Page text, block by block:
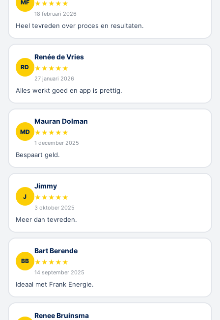
MF ★★★★★
18 februari 2026
Heel tevreden over proces en resultaten.
RD
Renée de Vries
★★★★★
27 januari 2026
Alles werkt goed en app is prettig.
MD
Mauran Dolman
★★★★★
1 december 2025
Bespaart geld.
J
Jimmy
★★★★★
3 oktober 2025
Meer dan tevreden.
BB
Bart Berende
★★★★★
14 september 2025
Ideaal met Frank Energie.
Renee Bruinsma